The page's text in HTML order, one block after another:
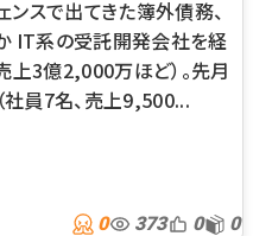
ンスで出てきた簿外債務、
IT系の受託開発会社を経
上3億2,000万ほど）。先月
員7名、売上9,500...
0 373 0 0